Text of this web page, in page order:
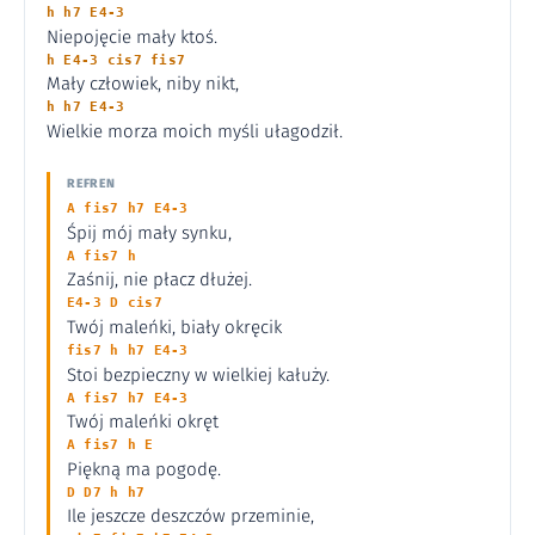
h h7 E4-3
Niepojęcie mały ktoś.
h E4-3 cis7 fis7
Mały człowiek, niby nikt,
h h7 E4-3
Wielkie morza moich myśli ułagodził.
REFREN
A fis7 h7 E4-3
Śpij mój mały synku,
A fis7 h
Zaśnij, nie płacz dłużej.
E4-3 D cis7
Twój maleńki, biały okręcik
fis7 h h7 E4-3
Stoi bezpieczny w wielkiej kałuży.
A fis7 h7 E4-3
Twój maleńki okręt
A fis7 h E
Piękną ma pogodę.
D D7 h h7
Ile jeszcze deszczów przeminie,